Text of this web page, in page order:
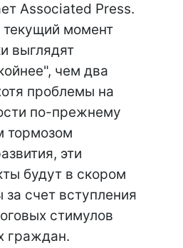
Associated Press.
текущий момент
выглядят
чем два
проблемы на
по-прежнему
тормозом
эти
будут в скором
счет вступления
стимулов
граждан.